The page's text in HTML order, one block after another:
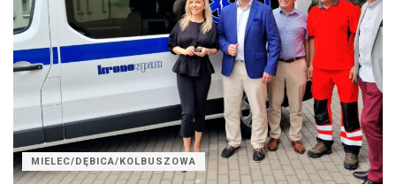
MIELEC/DĘBICA/KOLBUSZOWA